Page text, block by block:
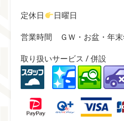
定休日
日曜日
営業時間 ＧＷ・お盆・年
取り扱いサービス / 併設